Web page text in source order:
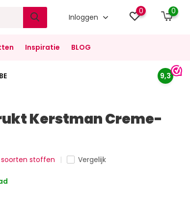
Inloggen
0 0
Inspiratie BLOG
9,3
Kerstman Creme-
soorten stoffen Vergelijk